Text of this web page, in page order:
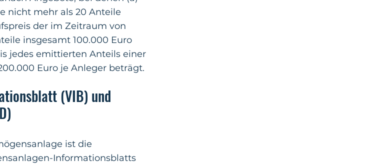
nicht mehr als 20 Anteile
der im Zeitraum von
insgesamt 100.000 Euro
jedes emittierten Anteils einer
Euro je Anleger beträgt.
(VIB) und
ist die
Informationsblatts